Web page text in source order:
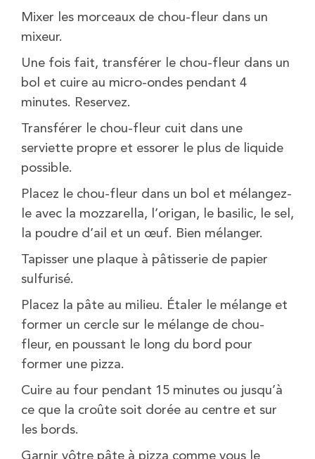
Mixer les morceaux de chou-fleur dans un
mixeur.
Une fois fait, transférer le chou-fleur dans un
bol et cuire au micro-ondes pendant 4
minutes. Reservez.
Transférer le chou-fleur cuit dans une
serviette propre et essorer le plus de liquide
possible.
Placez le chou-fleur dans un bol et mélangez-
le avec la mozzarella, l’origan, le basilic, le sel,
la poudre d’ail et un œuf. Bien mélanger.
Tapisser une plaque à pâtisserie de papier
sulfurisé.
Placez la pâte au milieu. Étaler le mélange et
former un cercle sur le mélange de chou-
fleur, en poussant le long du bord pour
former une pizza.
Cuire au four pendant 15 minutes ou jusqu’à
ce que la croûte soit dorée au centre et sur
les bords.
Garnir vôtre pâte à pizza comme vous le